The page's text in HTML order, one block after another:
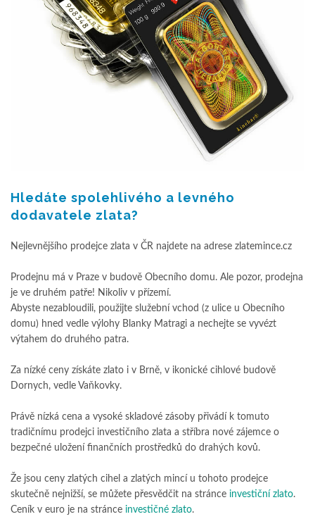
Hledáte spolehlivého a levného
dodavatele zlata?
Nejlevnějšího prodejce zlata v ČR najdete na adrese zlatemince.cz
Prodejnu má v Praze v budově Obecního domu. Ale pozor, prodejna
je ve druhém patře! Nikoliv v přízemí.
Abyste nezabloudili, použijte služební vchod (z ulice u Obecního
domu) hned vedle výlohy Blanky Matragi a nechejte se vyvézt
výtahem do druhého patra.
Za nízké ceny získáte zlato i v Brně, v ikonické cihlové budově
Dornych, vedle Vaňkovky.
Právě nízká cena a vysoké skladové zásoby přivádí k tomuto
tradičnímu prodejci investičního zlata a stříbra nové zájemce o
bezpečné uložení finančních prostředků do drahých kovů.
Že jsou ceny zlatých cihel a zlatých mincí u tohoto prodejce
skutečně nejnižší, se můžete přesvědčit na stránce investiční zlato.
Ceník v euro je na stránce investičné zlato.